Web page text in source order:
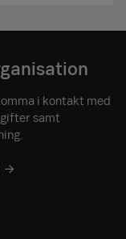
i kontakt med
samt